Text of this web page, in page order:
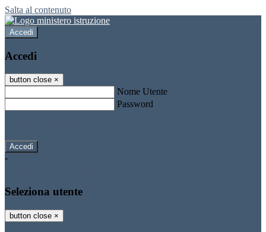
Salta al contenuto
Accedi
Accedi
button close ×
Nome Utente
Password
-
Seleziona utente
button close ×